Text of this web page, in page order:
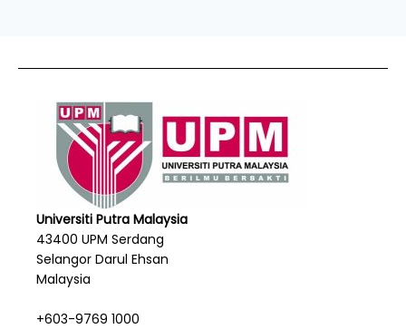
Universiti Putra Malaysia
43400 UPM Serdang
Selangor Darul Ehsan
Malaysia
+603-9769 1000